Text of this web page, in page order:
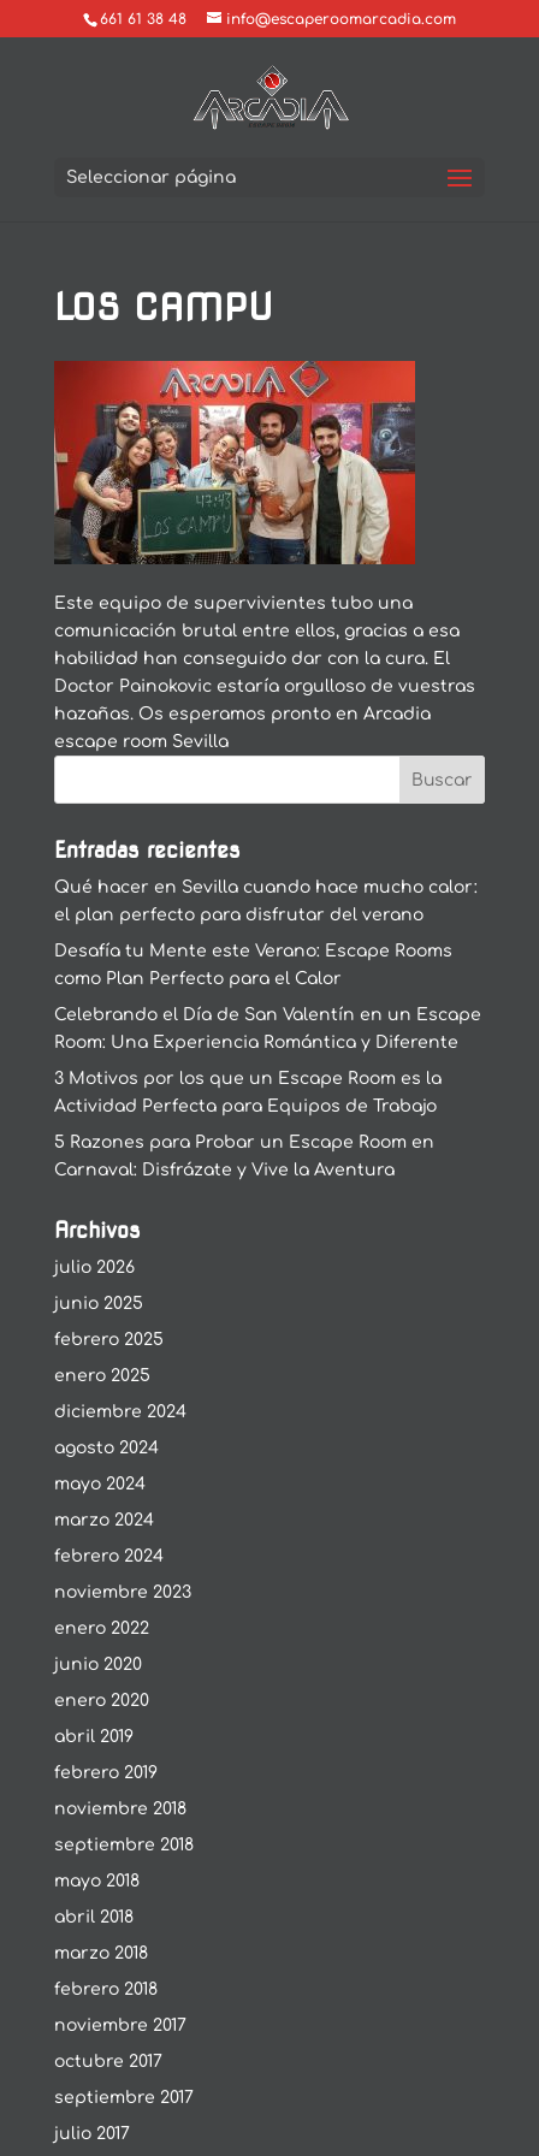
661 61 38 48 info@escaperoomarcadia.com
Seleccionar página
LOS CAMPU
Este equipo de supervivientes tubo una
comunicación brutal entre ellos, gracias a esa
habilidad han conseguido dar con la cura. El
Doctor Painokovic estaría orgulloso de vuestras
hazañas. Os esperamos pronto en Arcadia
escape room Sevilla
Entradas recientes
Qué hacer en Sevilla cuando hace mucho calor:
el plan perfecto para disfrutar del verano
Desafía tu Mente este Verano: Escape Rooms
como Plan Perfecto para el Calor
Celebrando el Día de San Valentín en un Escape
Room: Una Experiencia Romántica y Diferente
3 Motivos por los que un Escape Room es la
Actividad Perfecta para Equipos de Trabajo
5 Razones para Probar un Escape Room en
Carnaval: Disfrázate y Vive la Aventura
Archivos
julio 2026
junio 2025
febrero 2025
enero 2025
diciembre 2024
agosto 2024
mayo 2024
marzo 2024
febrero 2024
noviembre 2023
enero 2022
junio 2020
enero 2020
abril 2019
febrero 2019
noviembre 2018
septiembre 2018
mayo 2018
abril 2018
marzo 2018
febrero 2018
noviembre 2017
octubre 2017
septiembre 2017
julio 2017